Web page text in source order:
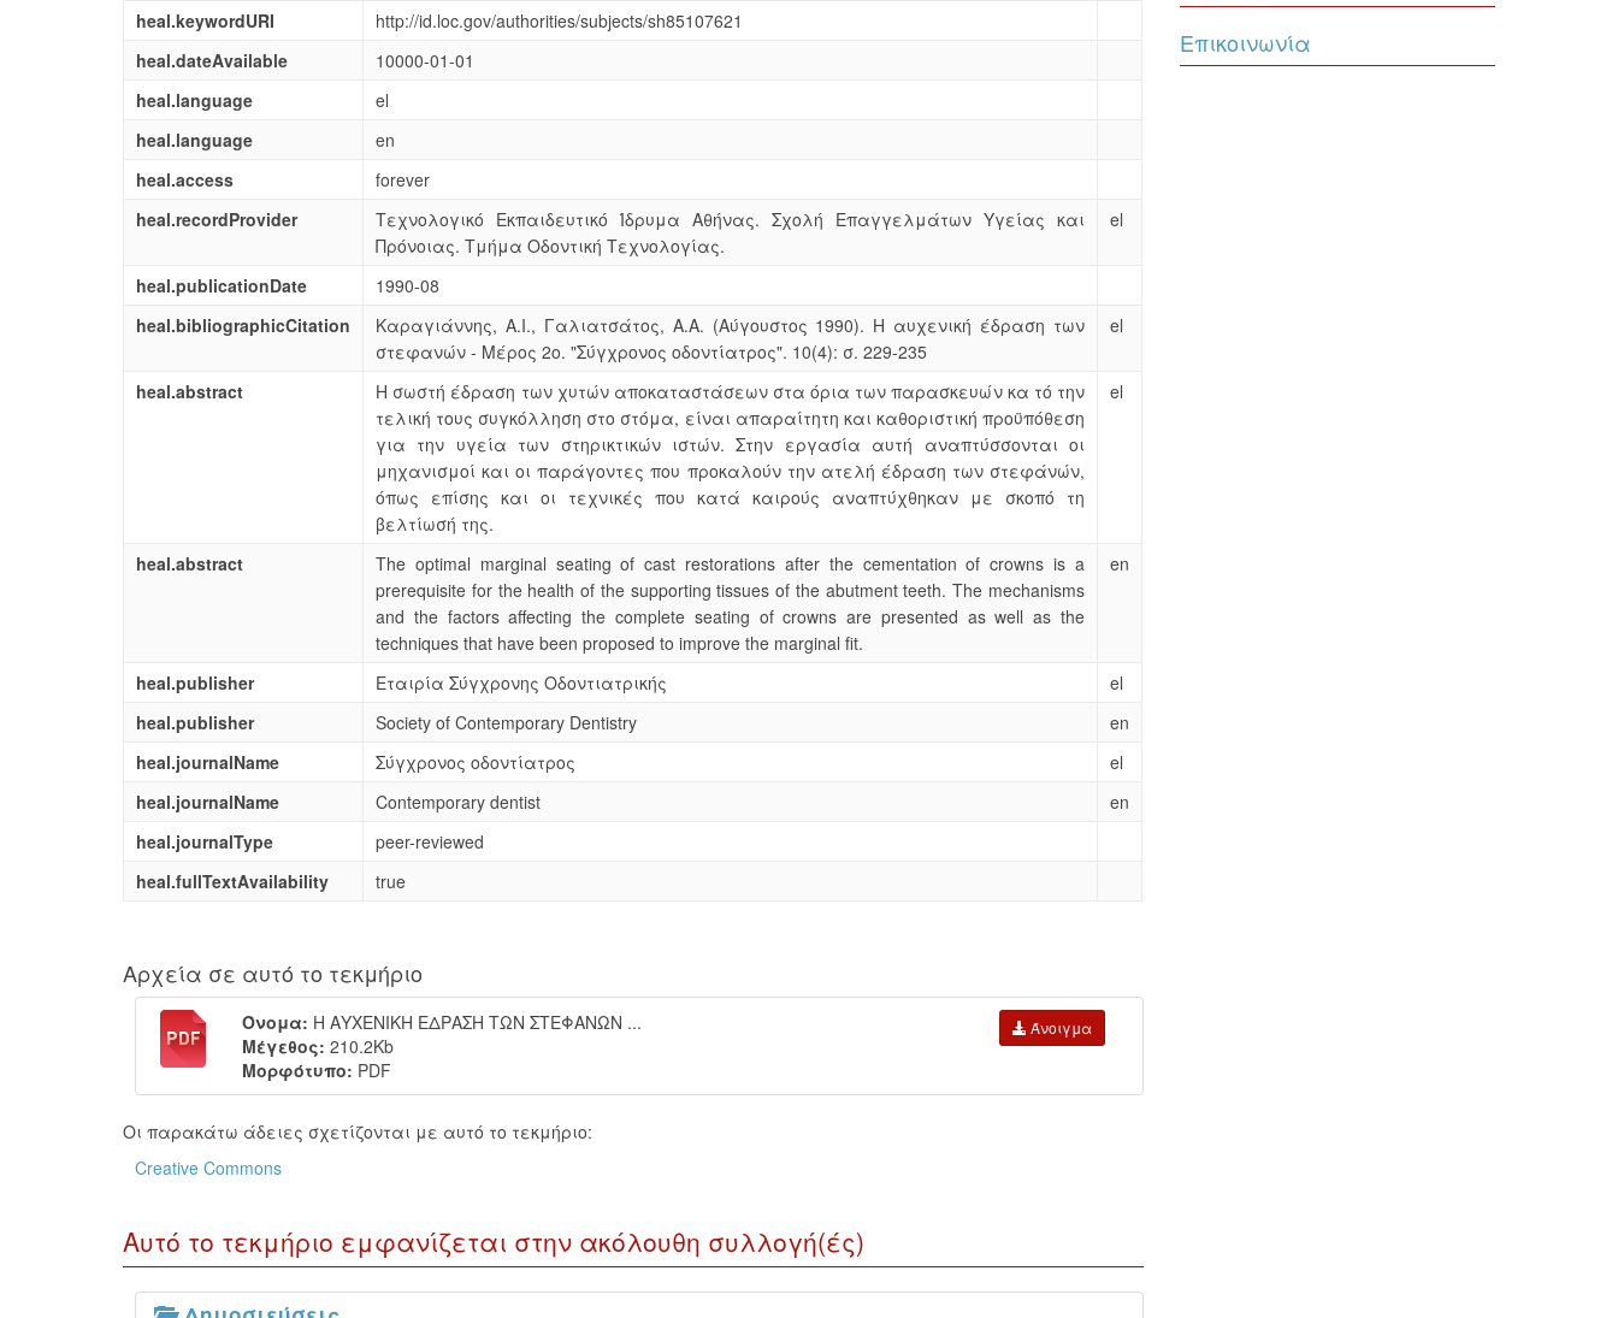
heal.keywordURI
http://id.loc.gov/authorities/subjects/sh85107621
heal.dateAvailable
10000-01-01
heal.language
el
heal.language
en
heal.access
forever
heal.recordProvider
Τεχνολογικό Εκπαιδευτικό Ίδρυμα Αθήνας. Σχολή Επαγγελμάτων Υγείας και
Πρόνοιας. Τμήμα Οδοντική Τεχνολογίας.
el
heal.publicationDate
1990-08
heal.bibliographicCitation
Καραγιάννης, Α.Ι., Γαλιατσάτος, Α.Α. (Αύγουστος 1990). Η αυχενική έδραση των
στεφανών - Μέρος 2ο. "Σύγχρονος οδοντίατρος". 10(4): σ. 229-235
el
heal.abstract
Η σωστή έδραση των χυτών αποκαταστάσεων στα όρια των παρασκευών κα τό την
τελική τους συγκόλληση στο στόμα, είναι απαραίτητη και καθοριστική προϋπόθεση
για την υγεία των στηρικτικών ιστών. Στην εργασία αυτή αναπτύσσονται οι
μηχανισμοί και οι παράγοντες που προκαλούν την ατελή έδραση των στεφάνών,
όπως επίσης και οι τεχνικές που κατά καιρούς αναπτύχθηκαν με σκοπό τη
βελτίωσή της.
el
heal.abstract
The optimal marginal seating of cast restorations after the cementation of crowns is a
prerequisite for the health of the supporting tissues of the abutment teeth. The mechanisms
and the factors affecting the complete seating of crowns are presented as well as the
techniques that have been proposed to improve the marginal fit.
en
heal.publisher Εταιρία Σύγχρονης Οδοντιατρικής
el
heal.publisher
Society of Contemporary Dentistry
en
heal.journalName
Σύγχρονος οδοντίατρος
el
heal.journalName
Contemporary dentist
en
heal.journalType
peer-reviewed
heal.fullTextAvailability
true
Αρχεία σε αυτό το τεκμήριο
Όνομα: Η ΑΥΧΕΝΙΚΗ ΕΔΡΑΣΗ ΤΩΝ ΣΤΕΦΑΝΩΝ ...
Μέγεθος: 210.2Kb
Μορφότυπο: PDF
Άνοιγμα
Οι παρακάτω άδειες σχετίζονται με αυτό το τεκμήριο:
Creative Commons
Αυτό το τεκμήριο εμφανίζεται στην ακόλουθη συλλογή(ές)
Επικοινωνία